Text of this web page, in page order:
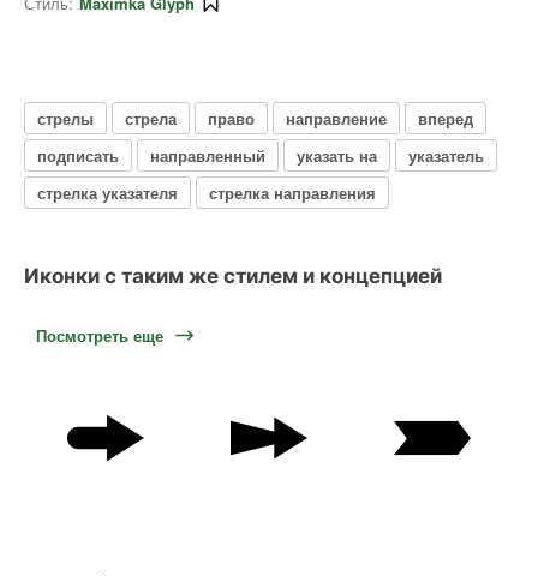
стрелы стрела право направление
вперед
подписать
направленный указать на
указатель
стрелка указателя
стрелка направления
Иконки с таким же стилем и концепцией
Посмотреть еще